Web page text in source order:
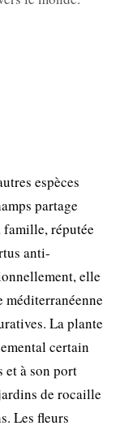
espèces
partage
famille, réputée
anti-
elle
méditerranéenne
La plante
certain
et à son port
de rocaille
Les fleurs